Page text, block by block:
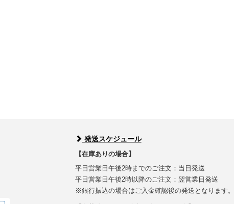
発送スケジュール
【在庫ありの場合】
平日営業日午後2時までのご注文：当日発送
平日営業日午後2時以降のご注文：翌営業日発送
※銀行振込の場合はご入金確認後の発送となります。